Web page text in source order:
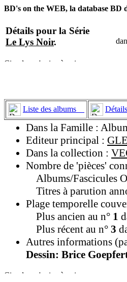
BD's on the WEB, la database BD
Détails pour la Série
Le Lys Noir.
Liste des albums
Dans la Famille :
Editeur principal :
Dans la collection :
Nombre de 'pièces'
Albums/Fascicules
Titres à parution
Plage temporelle
Plus ancien au n° 1
Plus récent au n° 3
Autres informations
Dessin: Brice